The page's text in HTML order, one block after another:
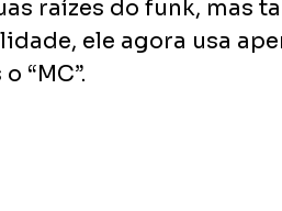
raízes do funk, mas
ele agora usa
“MC”.